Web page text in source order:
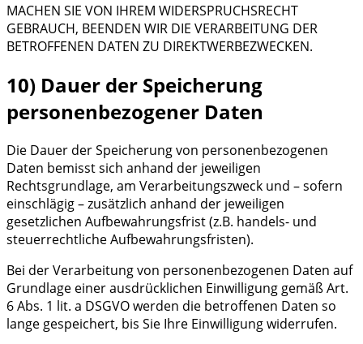
MACHEN SIE VON IHREM WIDERSPRUCHSRECHT
GEBRAUCH, BEENDEN WIR DIE VERARBEITUNG DER
BETROFFENEN DATEN ZU DIREKTWERBEZWECKEN.
10) Dauer der Speicherung
personenbezogener Daten
Die Dauer der Speicherung von personenbezogenen
Daten bemisst sich anhand der jeweiligen
Rechtsgrundlage, am Verarbeitungszweck und – sofern
einschlägig – zusätzlich anhand der jeweiligen
gesetzlichen Aufbewahrungsfrist (z.B. handels- und
steuerrechtliche Aufbewahrungsfristen).
Bei der Verarbeitung von personenbezogenen Daten auf
Grundlage einer ausdrücklichen Einwilligung gemäß Art.
6 Abs. 1 lit. a DSGVO werden die betroffenen Daten so
lange gespeichert, bis Sie Ihre Einwilligung widerrufen.